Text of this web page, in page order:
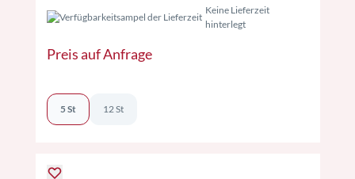
Keine Lieferzeit
hinterlegt
Preis auf Anfrage
5 St 12 St